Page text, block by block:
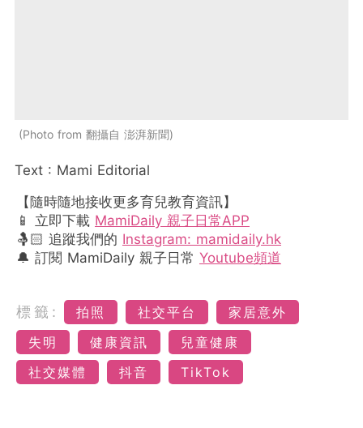
Photo from 翻攝自 澎湃新聞
Text : Mami Editorial
【隨時隨地接收更多育兒教育資訊】
📱 立即下載 MamiDaily 親子日常APP
🤱🏻 追蹤我們的 Instagram: mamidaily.hk
🔔 訂閱 MamiDaily 親子日常 Youtube頻道
標籤: 拍照 社交平台
家居意外
失明
健康資訊
兒童健康
社交媒體
抖音 TikTok